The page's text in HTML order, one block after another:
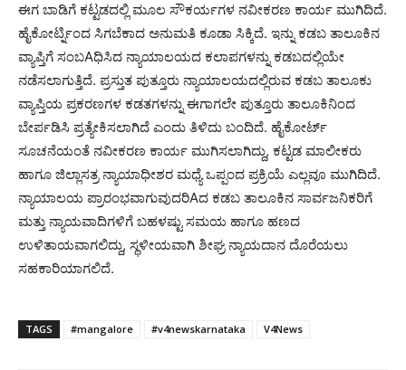
ಈಗ ಬಾಡಿಗೆ ಕಟ್ಟಡದಲ್ಲಿ ಮೂಲ ಸೌಕರ್ಯಗಳ ನವೀಕರಣ ಕಾರ್ಯ ಮುಗಿದಿದೆ.
ಹೈಕೋರ್ಟ್ನಿಂದ ಸಿಗಬೆಕಾದ ಅನುಮತಿ ಕೂಡಾ ಸಿಕ್ಕಿದೆ. ಇನ್ನು ಕಡಬ ತಾಲೂಕಿನ
ವ್ಯಾಪ್ತಿಗೆ ಸಂಬAಧಿಸಿದ ನ್ಯಾಯಾಲಯದ ಕಲಾಪಗಳನ್ನು ಕಡಬದಲ್ಲಿಯೇ
ನಡೆಸಲಾಗುತ್ತಿದೆ. ಪ್ರಸ್ತುತ ಪುತ್ತೂರು ನ್ಯಾಯಾಲಯದಲ್ಲಿರುವ ಕಡಬ ತಾಲೂಕು
ವ್ಯಾಪ್ತಿಯ ಪ್ರಕರಣಗಳ ಕಡತಗಳನ್ನು ಈಗಾಗಲೇ ಪುತ್ತೂರು ತಾಲೂಕಿನಿಂದ
ಬೇರ್ಪಡಿಸಿ ಪ್ರತ್ಯೇಕಿಸಲಾಗಿದೆ ಎಂದು ತಿಳಿದು ಬಂದಿದೆ. ಹೈಕೋರ್ಟ್
ಸೂಚನೆಯಂತೆ ನವೀಕರಣ ಕಾರ್ಯ ಮುಗಿಸಲಾಗಿದ್ದು, ಕಟ್ಟಡ ಮಾಲೀಕರು
ಹಾಗೂ ಜಿಲ್ಲಾಸತ್ರ ನ್ಯಾಯಾಧೀಶರ ಮಧ್ಯೆ ಒಪ್ಪಂದ ಪ್ರಕ್ರಿಯೆ ಎಲ್ಲವೂ ಮುಗಿದಿದೆ.
ನ್ಯಾಯಾಲಯ ಪ್ರಾರಂಭವಾಗುವುದರಿAದ ಕಡಬ ತಾಲೂಕಿನ ಸಾರ್ವಜನಿಕರಿಗೆ
ಮತ್ತು ನ್ಯಾಯವಾದಿಗಳಿಗೆ ಬಹಳಷ್ಟು ಸಮಯ ಹಾಗೂ ಹಣದ
ಉಳಿತಾಯವಾಗಲಿದ್ದು, ಸ್ಥಳೀಯವಾಗಿ ಶೀಘ್ರ ನ್ಯಾಯದಾನ ದೊರೆಯಲು
ಸಹಕಾರಿಯಾಗಲಿದೆ.
TAGS #mangalore #v4newskarnataka V4News